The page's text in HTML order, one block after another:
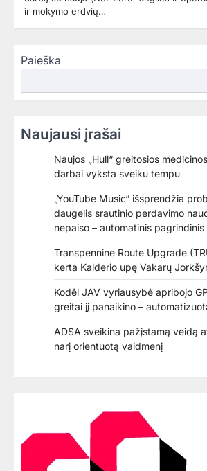
ir mokymo erdvių…
Paieška
Naujausi įrašai
Naujos „Hull“ greitosios
darbai vyksta sveiku tempu
„YouTube Music“ išsprendžia
daugelis srautinio perdavimo
nepaiso – automatinis
Transpennine Route Upgrade
kerta Kalderio upę Vakarų
Kodėl JAV vyriausybė apribojo
greitai jį panaikino –
ADSA sveikina pažįstamą veidą
narį orientuotą vaidmenį